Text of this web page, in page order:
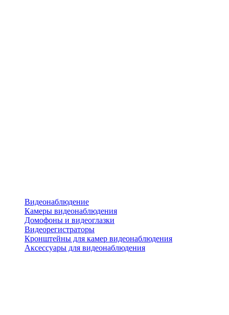
Видеонаблюдение
Камеры видеонаблюдения
Домофоны и видеоглазки
Видеорегистраторы
Кронштейны для камер видеонаблюдения
Аксессуары для видеонаблюдения